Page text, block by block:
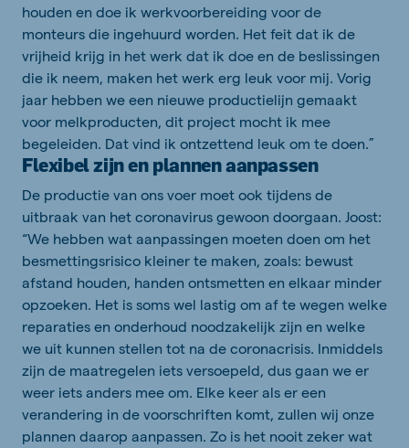
houden en doe ik werkvoorbereiding voor de
monteurs die ingehuurd worden. Het feit dat ik de
vrijheid krijg in het werk dat ik doe en de beslissingen
die ik neem, maken het werk erg leuk voor mij. Vorig
jaar hebben we een nieuwe productielijn gemaakt
voor melkproducten, dit project mocht ik mee
begeleiden. Dat vind ik ontzettend leuk om te doen.”
Flexibel zijn en plannen aanpassen
De productie van ons voer moet ook tijdens de
uitbraak van het coronavirus gewoon doorgaan. Joost:
“We hebben wat aanpassingen moeten doen om het
besmettingsrisico kleiner te maken, zoals: bewust
afstand houden, handen ontsmetten en elkaar minder
opzoeken. Het is soms wel lastig om af te wegen welke
reparaties en onderhoud noodzakelijk zijn en welke
we uit kunnen stellen tot na de coronacrisis. Inmiddels
zijn de maatregelen iets versoepeld, dus gaan we er
weer iets anders mee om. Elke keer als er een
verandering in de voorschriften komt, zullen wij onze
plannen daarop aanpassen. Zo is het nooit zeker wat